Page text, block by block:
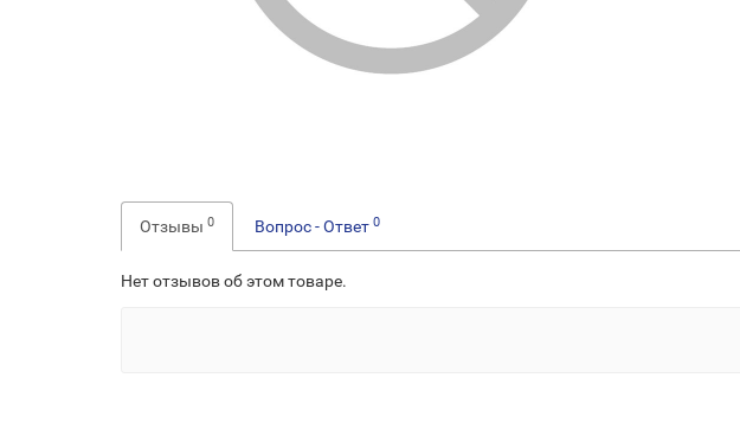
Отзывы 0 Вопрос - Ответ 0
Нет отзывов об этом товаре.